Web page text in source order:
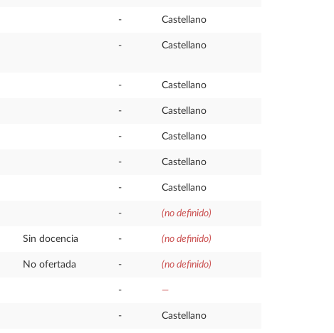
- Castellano
- Castellano
- Castellano
- Castellano
- Castellano
- Castellano
- Castellano
- (no definido)
Sin docencia - (no definido)
No ofertada - (no definido)
- —
- Castellano